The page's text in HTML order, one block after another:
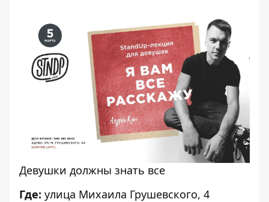
Девушки должны знать все
Где: улица Михаила Грушевского, 4